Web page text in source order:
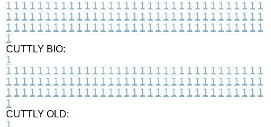
1 1 1 1 1 1 1 1 1 1 1 1 1 1 1 1 1 1 1 1 1 1 1 1 1 1 1 1 1 1 1 1 1
1 1 1 1 1 1 1 1 1 1 1 1 1 1 1 1 1 1 1 1 1 1 1 1 1 1 1 1 1 1 1 1 1
1 1 1 1 1 1 1 1 1 1 1 1 1 1 1 1 1 1 1 1 1 1 1 1 1 1 1 1 1 1 1 1 1
1
CUTTLY BIO:
1
1 1 1 1 1 1 1 1 1 1 1 1 1 1 1 1 1 1 1 1 1 1 1 1 1 1 1 1 1 1 1 1 1
1 1 1 1 1 1 1 1 1 1 1 1 1 1 1 1 1 1 1 1 1 1 1 1 1 1 1 1 1 1 1 1 1
1 1 1 1 1 1 1 1 1 1 1 1 1 1 1 1 1 1 1 1 1 1 1 1 1 1 1 1 1 1 1 1 1
1
CUTTLY OLD:
1